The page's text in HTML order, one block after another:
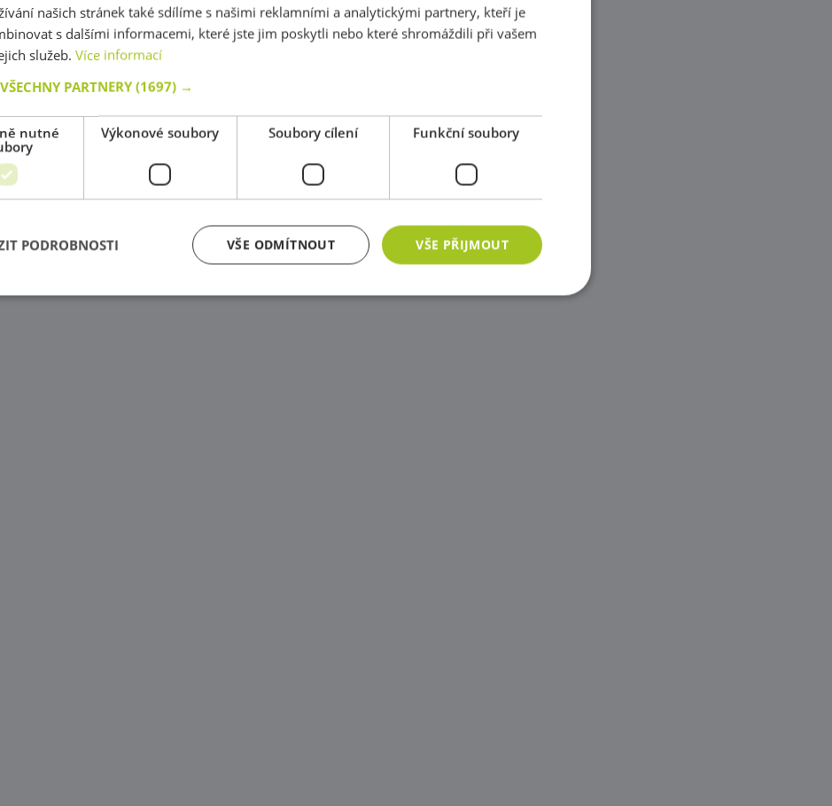
našich stránek také sdílíme s našimi reklamními a analytickými partnery, kteří je
s dalšími informacemi, které jste jim poskytli nebo které shromáždili při vašem
služeb. Více informací
PARTNERY (1697) →
nutné
Výkonové soubory Soubory cílení Funkční soubory
VŠE PŘIJMOUT
VŠE ODMÍTNOUT
PODROBNOSTI